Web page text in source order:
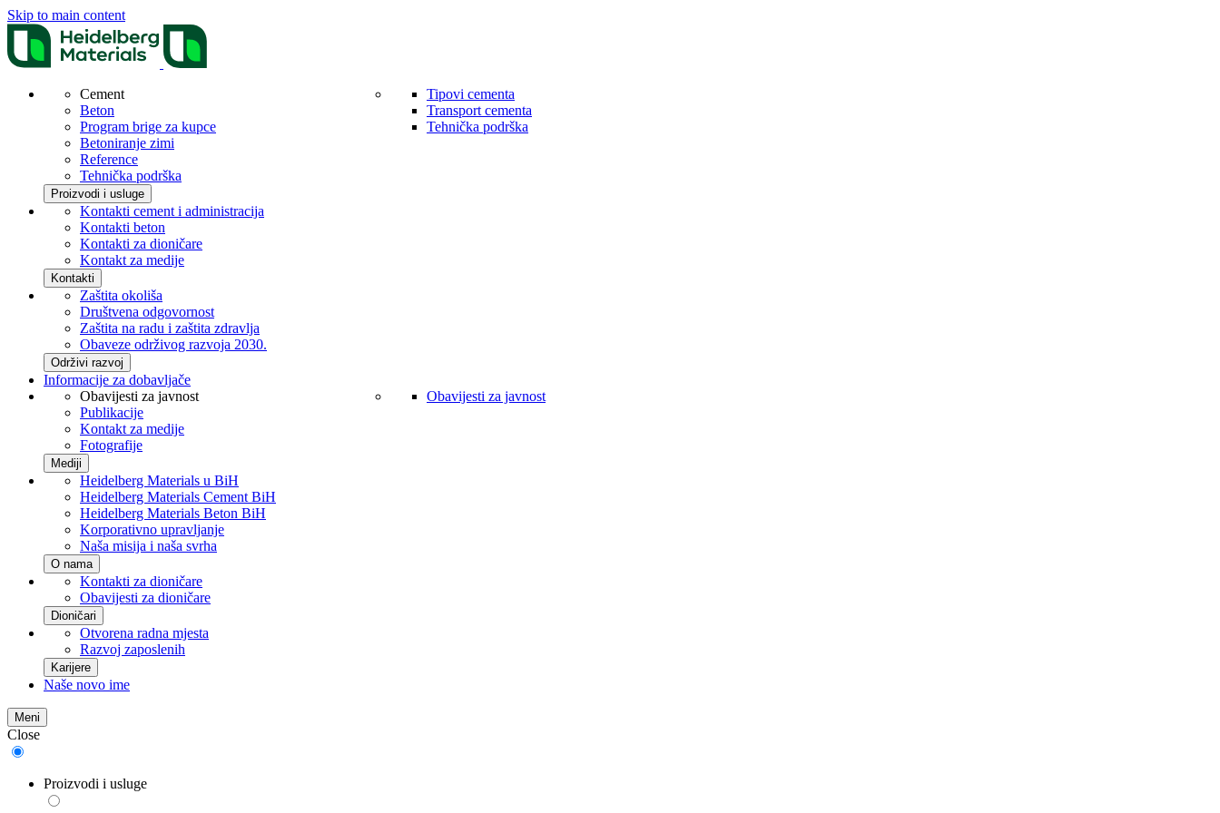
Skip to main content
Cement
Beton
Program brige za kupce
Betoniranje zimi
Reference
Tehnička podrška
Tipovi cementa
Transport cementa
Tehnička podrška
Proizvodi i usluge
Kontakti cement i administracija
Kontakti beton
Kontakti za dioničare
Kontakt za medije
Kontakti
Zaštita okoliša
Društvena odgovornost
Zaštita na radu i zaštita zdravlja
Obaveze održivog razvoja 2030.
Održivi razvoj
Informacije za dobavljače
Obavijesti za javnost
Publikacije
Kontakt za medije
Fotografije
Obavijesti za javnost
Mediji
Heidelberg Materials u BiH
Heidelberg Materials Cement BiH
Heidelberg Materials Beton BiH
Korporativno upravljanje
Naša misija i naša svrha
O nama
Kontakti za dioničare
Obavijesti za dioničare
Dioničari
Otvorena radna mjesta
Razvoj zaposlenih
Karijere
Naše novo ime
Meni
Close
Proizvodi i usluge